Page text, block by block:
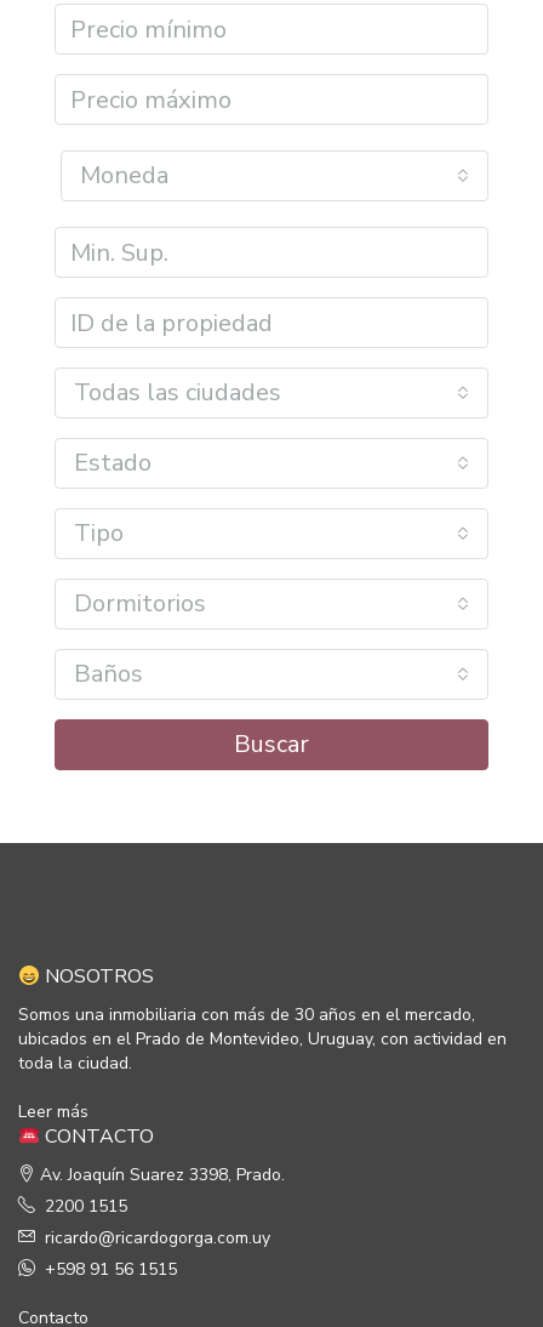
Moneda
Todas las ciudades
Estado
Tipo
Dormitorios
Baños
Buscar
NOSOTROS
Somos una inmobiliaria con más de 30 años en el mercado,
ubicados en el Prado de Montevideo, Uruguay, con actividad en
toda la ciudad.
Leer más
CONTACTO
Av. Joaquín Suarez 3398, Prado.
2200 1515
ricardo@ricardogorga.com.uy
+598 91 56 1515
Contacto